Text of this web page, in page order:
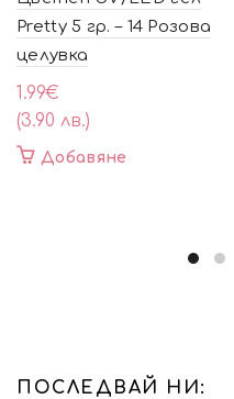
Pretty 5 гр. – 14 Розова
целувка
1.99€
(3.90 лв.)
Добавяне
ПОСЛЕДВАЙ НИ: